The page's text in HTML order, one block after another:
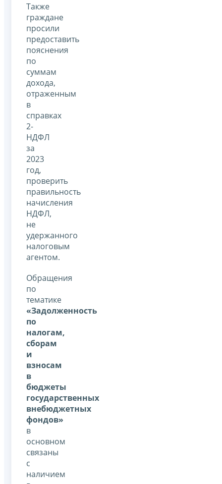
Также
граждане
просили
предоставить
пояснения
по
суммам
дохода,
отраженным
в
справках
2-
НДФЛ
за
2023
год,
проверить
правильность
начисления
НДФЛ,
не
удержанного
налоговым
агентом.
Обращения
по
тематике
«Задолженность
по
налогам,
сборам
и
взносам
в
бюджеты
государственных
внебюджетных
фондов»
в
основном
связаны
с
наличием